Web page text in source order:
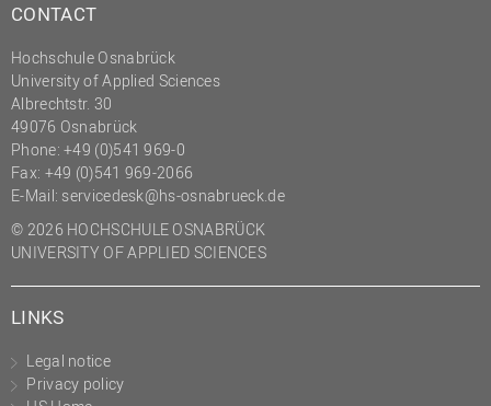
CONTACT
Hochschule Osnabrück
University of Applied Sciences
Albrechtstr. 30
49076 Osnabrück
Phone: +49 (0)541 969-0
Fax: +49 (0)541 969-2066
E-Mail: servicedesk@hs-osnabrueck.de
© 2026 HOCHSCHULE OSNABRÜCK
UNIVERSITY OF APPLIED SCIENCES
LINKS
Legal notice
Privacy policy